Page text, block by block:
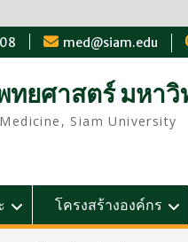
med@siam.edu
ยศาสตร์ มหาวิ
Siam University
โครงสร้างองค์กร